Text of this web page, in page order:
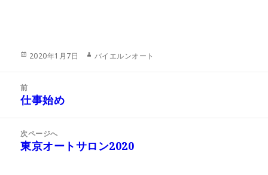
投
2020年1月7日
作
バイエルンオート
前
前
投
稿:
仕事始め
次ページへ
次
東京オートサロン2020